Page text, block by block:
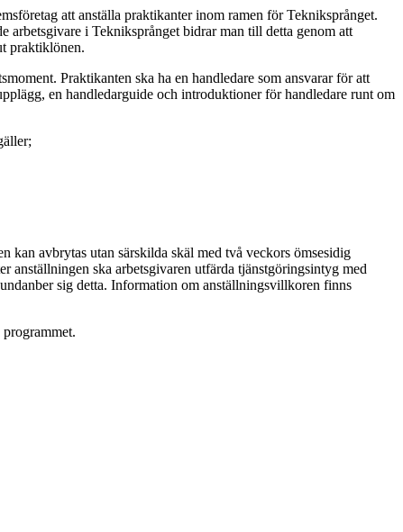
att anställa praktikanter inom ramen för Tekniksprånget.
arbetsgivare i Tekniksprånget bidrar man till detta genom att
praktiklönen.
Praktikanten ska ha en handledare som ansvarar för att
en handledarguide och introduktioner för handledare runt om
avbrytas utan särskilda skäl med två veckors ömsesidig
anställningen ska arbetsgivaren utfärda tjänstgöringsintyg med
sig detta. Information om anställningsvillkoren finns